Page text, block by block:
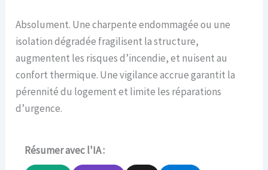
Absolument. Une charpente endommagée ou une
isolation dégradée fragilisent la structure,
augmentent les risques d’incendie, et nuisent au
confort thermique. Une vigilance accrue garantit la
pérennité du logement et limite les réparations
d’urgence.
Résumer avec l'IA :